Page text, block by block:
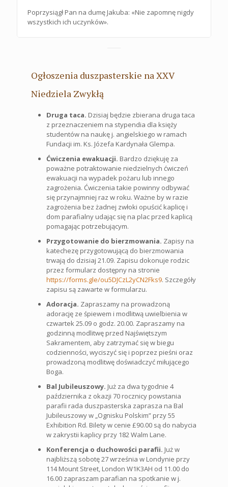
Poprzysiągł Pan na dumę Jakuba: «Nie zapomnę nigdy
wszystkich ich uczynków».
Ogłoszenia duszpasterskie na XXV
Niedziela Zwykłą
Druga taca. Dzisiaj będzie zbierana druga taca
z przeznaczeniem na stypendia dla księży
studentów na naukę j. angielskiego w ramach
Fundacji im. Ks. Józefa Kardynała Glempa.
Ćwiczenia ewakuacji. Bardzo dziękuję za
poważne potraktowanie niedzielnych ćwiczeń
ewakuacji na wypadek pożaru lub innego
zagrożenia. Ćwiczenia takie powinny odbywać
się przynajmniej raz w roku. Ważne by w razie
zagrożenia bez żadnej zwłoki opuścić kaplicę i
dom parafialny udając się na plac przed kaplicą
pomagając potrzebującym.
Przygotowanie do bierzmowania. Zapisy na
katechezę przygotowującą do bierzmowania
trwają do dzisiaj 21.09. Zapisu dokonuje rodzic
przez formularz dostępny na stronie
https://forms.gle/ou5DJCzL2yCN2Fks9. Szczegóły
zapisu są zawarte w formularzu.
Adoracja. Zapraszamy na prowadzoną
adorację ze śpiewem i modlitwą uwielbienia w
czwartek 25.09 o godz. 20.00. Zapraszamy na
godzinną modlitwę przed Najświętszym
Sakramentem, aby zatrzymać się w biegu
codzienności, wyciszyć się i poprzez pieśni oraz
prowadzoną modlitwę doświadczyć miłującego
Boga.
Bal Jubileuszowy. Już za dwa tygodnie 4
października z okazji 70 rocznicy powstania
parafii rada duszpasterska zaprasza na Bal
Jubileuszowy w „Ognisku Polskim” przy 55
Exhibition Rd. Bilety w cenie £90.00 są do nabycia
w zakrystii kaplicy przy 182 Walm Lane.
Konferencja o duchowości parafii. Już w
najbliższą sobotę 27 września w Londynie przy
114 Mount Street, London W1K3AH od 11.00 do
16.00 zapraszam parafian na spotkanie w j.